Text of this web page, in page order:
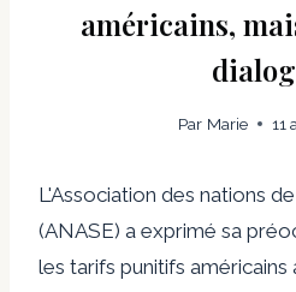
américains,
Par Marie 11
L'Association des nations
(ANASE) a exprimé sa
les tarifs punitifs américains